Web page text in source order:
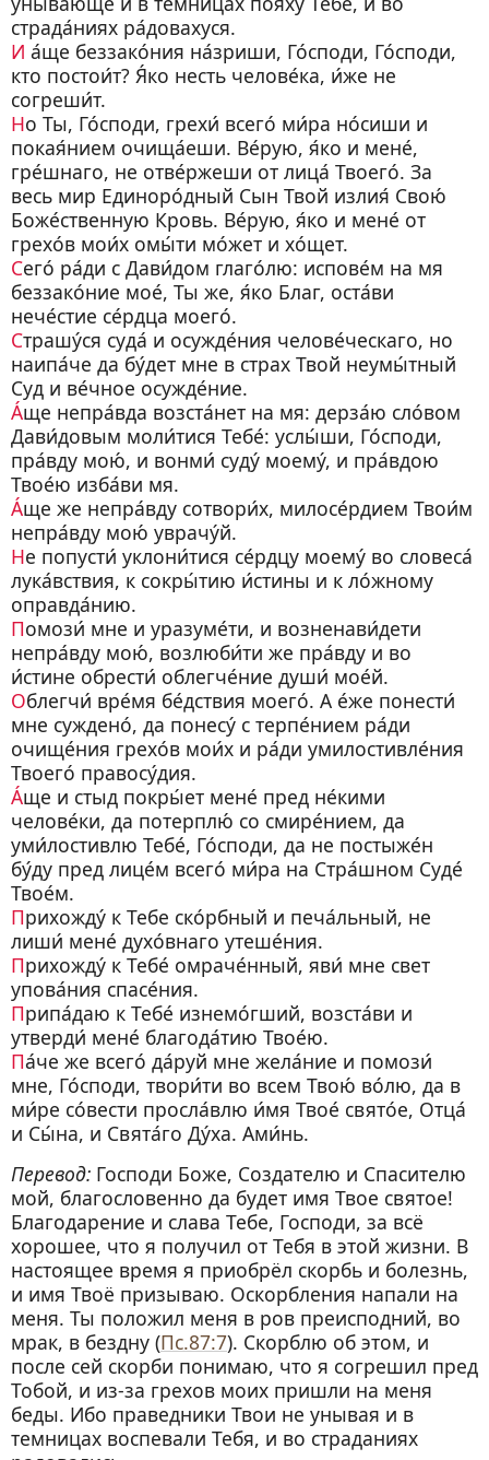
страда́ниях ра́довахуся.
И а́ще беззако́ния на́зриши, Го́споди, Го́споди,
кто постои́т? Я́ко несть челове́ка, и́же не
согреши́т.
Но Ты, Го́споди, грехи́ всего́ ми́ра но́сиши и
покая́нием очища́еши. Ве́рую, я́ко и мене́,
гре́шнаго, не отве́ржеши от лица́ Твоего́. За
весь мир Единоро́дный Сын Твой излия́ Свою́
Боже́ственную Кровь. Ве́рую, я́ко и мене́ от
грехо́в мои́х омы́ти мо́жет и хо́щет.
Сего́ ра́ди с Дави́дом глаго́лю: испове́м на мя
беззако́ние мое́, Ты же, я́ко Благ, оста́ви
нече́стие се́рдца моего́.
Страшу́ся суда́ и осужде́ния челове́ческаго, но
наипа́че да бу́дет мне в страх Твой неумы́тный
Суд и ве́чное осужде́ние.
А́ще непра́вда возста́нет на мя: дерза́ю сло́вом
Дави́довым моли́тися Тебе́: услы́ши, Го́споди,
пра́вду мою́, и вонми́ суду́ моему́, и пра́вдою
Твое́ю изба́ви мя.
А́ще же непра́вду сотвори́х, милосе́рдием Твои́м
непра́вду мою́ уврачу́й.
Не попусти́ уклони́тися се́рдцу моему́ во словеса́
лука́вствия, к сокры́тию и́стины и к ло́жному
оправда́нию.
Помози́ мне и уразуме́ти, и возненави́дети
непра́вду мою́, возлюби́ти же пра́вду и во
и́стине обрести́ облегче́ние души́ мое́й.
Облегчи́ вре́мя бе́дствия моего́. А е́же понести́
мне суждено́, да понесу́ с терпе́нием ра́ди
очище́ния грехо́в мои́х и ра́ди умилостивле́ния
Твоего́ правосу́дия.
А́ще и стыд покры́ет мене́ пред не́кими
челове́ки, да потерплю́ со смире́нием, да
уми́лостивлю Тебе́, Го́споди, да не постыже́н
бу́ду пред лице́м всего́ ми́ра на Стра́шном Суде́
Твое́м.
Прихожду́ к Тебе ско́рбный и печа́льный, не
лиши́ мене́ духо́внаго утеше́ния.
Прихожду́ к Тебе́ омраче́нный, яви́ мне свет
упова́ния спасе́ния.
Припа́даю к Тебе́ изнемо́гший, возста́ви и
утверди́ мене́ благода́тию Твое́ю.
Па́че же всего́ да́руй мне жела́ние и помози́
мне, Го́споди, твори́ти во всем Твою́ во́лю, да в
ми́ре со́вести просла́влю и́мя Твое́ свято́е, Отца́
и Сы́на, и Свята́го Ду́ха. Ами́нь.
Перевод: Господи Боже, Создателю и Спасителю
мой, благословенно да будет имя Твое святое!
Благодарение и слава Тебе, Господи, за всё
хорошее, что я получил от Тебя в этой жизни. В
настоящее время я приобрёл скорбь и болезнь,
и имя Твоё призываю. Оскорбления напали на
меня. Ты положил меня в ров преисподний, во
мрак, в бездну (Пс.87:7). Скорблю об этом, и
после сей скорби понимаю, что я согрешил пред
Тобой, и из-за грехов моих пришли на меня
беды. Ибо праведники Твои не унывая и в
темницах воспевали Тебя, и во страданиях